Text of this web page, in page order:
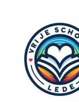
inhoud